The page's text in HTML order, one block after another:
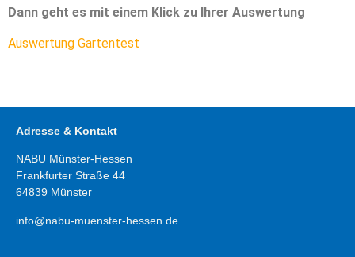
Dann geht es mit einem Klick zu Ihrer Auswertung
Auswertung Gartentest
Adresse & Kontakt
NABU Münster-Hessen
Frankfurter Straße 44
64839 Münster
info@nabu-muenster-hessen.de